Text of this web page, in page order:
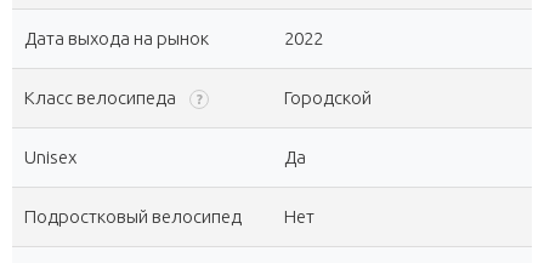
Дата выхода на рынок 2022
Класс велосипеда ? Городской
Unisex Да
Подростковый велосипед Нет